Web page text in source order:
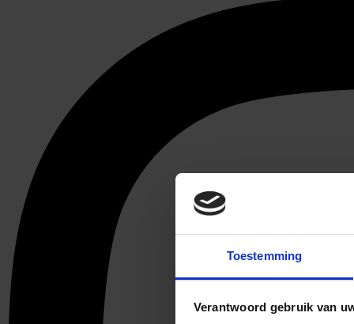
Toestemming
Verantwoord gebruik van